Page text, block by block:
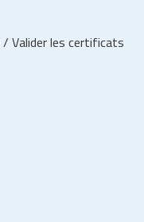
/ Valider les certificats